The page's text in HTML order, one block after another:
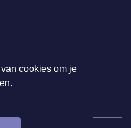
cookies om je